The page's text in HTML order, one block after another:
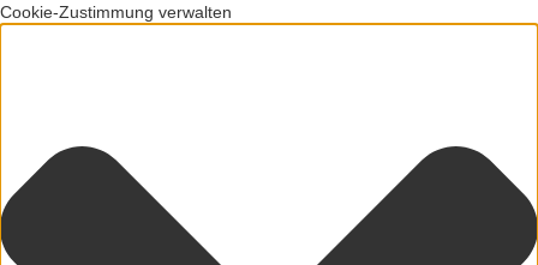
Cookie-Zustimmung verwalten